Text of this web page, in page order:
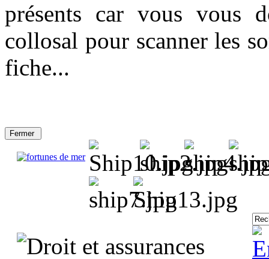
présents car vous vous
collosal pour scanner les
fiche...